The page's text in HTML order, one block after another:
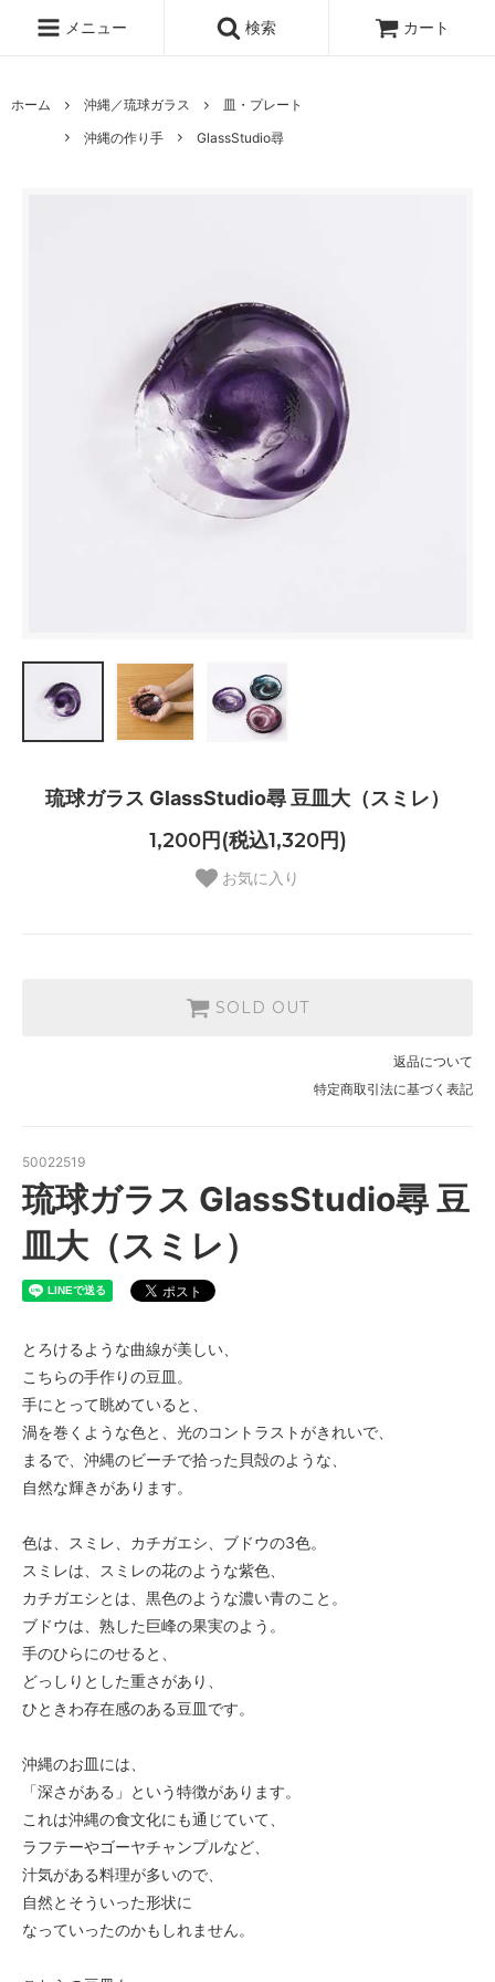
メニュー 検索 カート
ホーム 沖縄／琉球ガラス
皿・プレート
沖縄の作り手
GlassStudio尋
琉球ガラス GlassStudio尋 豆皿大（スミレ）
1,200円(税込1,320円)
お気に入り
SOLD OUT
返品について
特定商取引法に基づく表記
50022519
琉球ガラス GlassStudio尋 豆
皿大（スミレ）
とろけるような曲線が美しい、
こちらの手作りの豆皿。
手にとって眺めていると、
渦を巻くような色と、光のコントラストがきれいで、
まるで、沖縄のビーチで拾った貝殻のような、
自然な輝きがあります。
色は、スミレ、カチガエシ、ブドウの3色。
スミレは、スミレの花のような紫色、
カチガエシとは、黒色のような濃い青のこと。
ブドウは、熟した巨峰の果実のよう。
手のひらにのせると、
どっしりとした重さがあり、
ひときわ存在感のある豆皿です。
沖縄のお皿には、
「深さがある」という特徴があります。
これは沖縄の食文化にも通じていて、
ラフテーやゴーヤチャンプルなど、
汁気がある料理が多いので、
自然とそういった形状に
なっていったのかもしれません。